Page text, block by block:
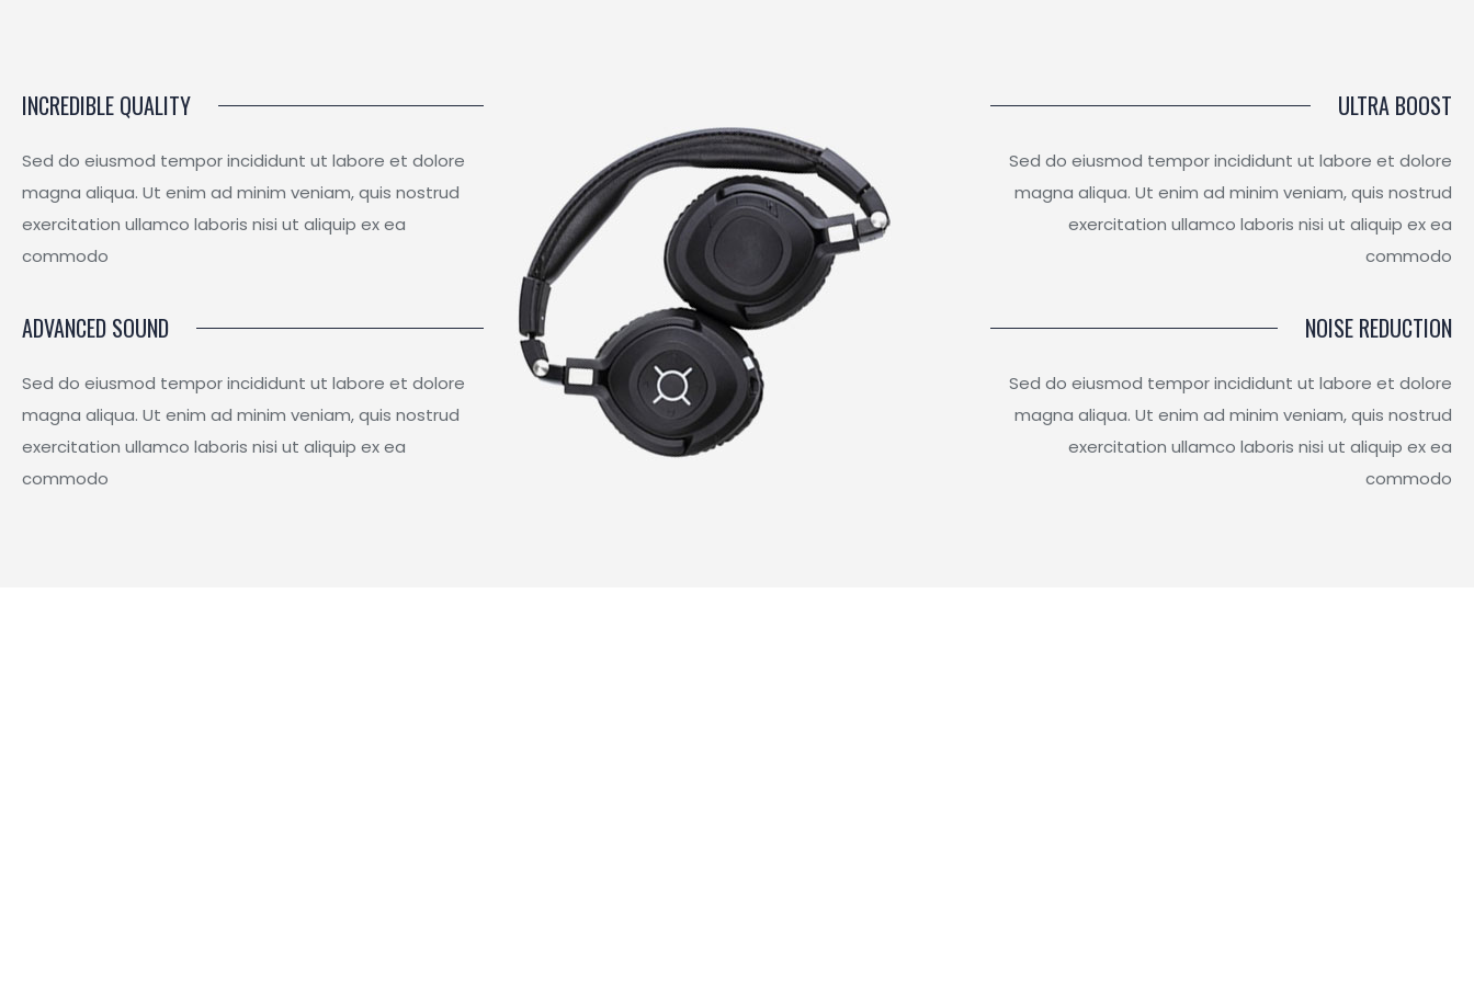
INCREDIBLE QUALITY
Sed do eiusmod tempor incididunt ut labore et dolore
magna aliqua. Ut enim ad minim veniam, quis nostrud
exercitation ullamco laboris nisi ut aliquip ex ea
commodo
ADVANCED SOUND
Sed do eiusmod tempor incididunt ut labore et dolore
magna aliqua. Ut enim ad minim veniam, quis nostrud
exercitation ullamco laboris nisi ut aliquip ex ea
commodo
ULTRA BOOST
Sed do eiusmod tempor incididunt ut labore et dolore
magna aliqua. Ut enim ad minim veniam, quis nostrud
exercitation ullamco laboris nisi ut aliquip ex ea
commodo
NOISE REDUCTION
Sed do eiusmod tempor incididunt ut labore et dolore
magna aliqua. Ut enim ad minim veniam, quis nostrud
exercitation ullamco laboris nisi ut aliquip ex ea
commodo